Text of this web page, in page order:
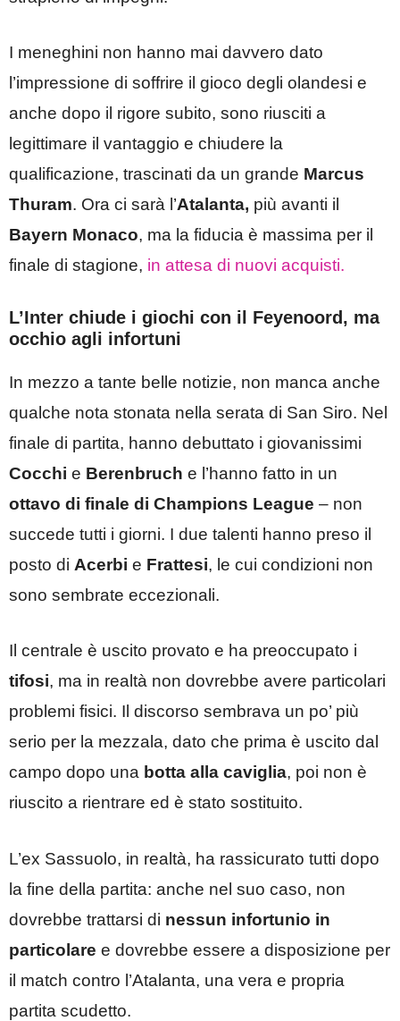
I meneghini non hanno mai davvero dato
l’impressione di soffrire il gioco degli olandesi e
anche dopo il rigore subito, sono riusciti a
legittimare il vantaggio e chiudere la
qualificazione, trascinati da un grande Marcus
Thuram. Ora ci sarà l’Atalanta, più avanti il
Bayern Monaco, ma la fiducia è massima per il
finale di stagione, in attesa di nuovi acquisti.
L’Inter chiude i giochi con il Feyenoord, ma
occhio agli infortuni
In mezzo a tante belle notizie, non manca anche
qualche nota stonata nella serata di San Siro. Nel
finale di partita, hanno debuttato i giovanissimi
Cocchi e Berenbruch e l’hanno fatto in un
ottavo di finale di Champions League – non
succede tutti i giorni. I due talenti hanno preso il
posto di Acerbi e Frattesi, le cui condizioni non
sono sembrate eccezionali.
Il centrale è uscito provato e ha preoccupato i
tifosi, ma in realtà non dovrebbe avere particolari
problemi fisici. Il discorso sembrava un po’ più
serio per la mezzala, dato che prima è uscito dal
campo dopo una botta alla caviglia, poi non è
riuscito a rientrare ed è stato sostituito.
L’ex Sassuolo, in realtà, ha rassicurato tutti dopo
la fine della partita: anche nel suo caso, non
dovrebbe trattarsi di nessun infortunio in
particolare e dovrebbe essere a disposizione per
il match contro l’Atalanta, una vera e propria
partita scudetto.